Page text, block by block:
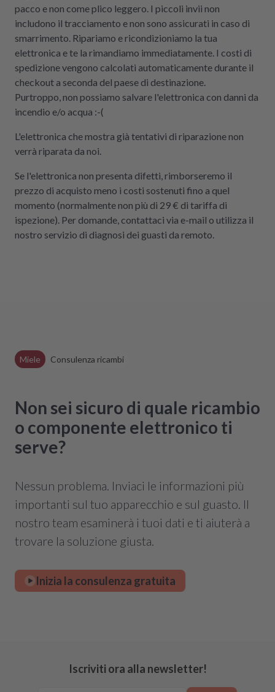
pacco e non come plico leggero. I piccoli invii non
includono il tracciamento e non sono assicurati in caso di
smarrimento. Ripariamo e ricondizioniamo la tua
elettronica e te la rimandiamo immediatamente. I costi di
spedizione vengono calcolati automaticamente durante il
checkout a seconda del paese di destinazione.
Purtroppo, non possiamo salvare l'elettronica con danni da
incendio e/o acqua :-(
L'elettronica che mostra già tentativi di riparazione non
verrà riparata da noi.
Se l'elettronica non presenta difetti, rimborseremo il
prezzo di acquisto meno i costi sostenuti fino a quel
momento (normalmente non più di 29 € di tariffa di
ispezione). Per domande, contattaci via e-mail o utilizza il
nostro servizio di diagnosi dei guasti da remoto.
Miele Consulenza ricambi
Non sei sicuro di quale ricambio
o componente elettronico ti
serve?
Nessun problema. Inviaci le informazioni più
importanti sul tuo apparecchio e sul guasto. Il
nostro team esaminerà i tuoi dati e ti aiuterà a
trovare la soluzione giusta.
Inizia la consulenza gratuita
Iscriviti ora alla newsletter!